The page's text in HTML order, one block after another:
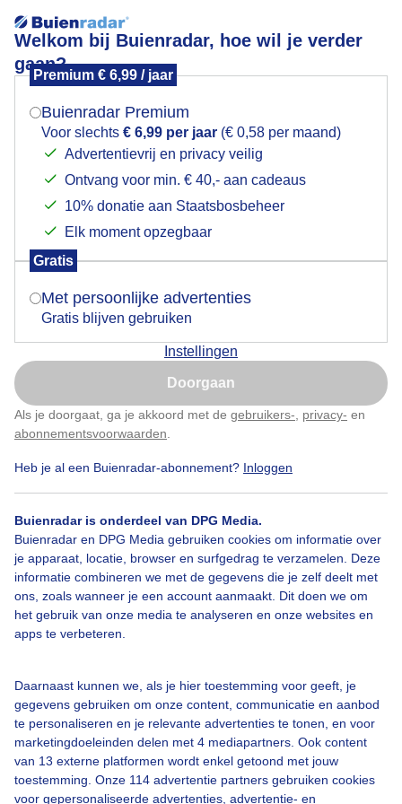
Welkom bij Buienradar, hoe wil je verder
gaan?
Premium € 6,99 / jaar
Buienradar Premium
Voor slechts € 6,99 per jaar (€ 0,58 per maand)
Advertentievrij en privacy veilig
Ontvang voor min. € 40,- aan cadeaus
10% donatie aan Staatsbosbeheer
Elk moment opzegbaar
Gratis
Met persoonlijke advertenties
Gratis blijven gebruiken
Instellingen
Doorgaan
Als je doorgaat, ga je akkoord met de gebruikers- privacy- en
abonnementsvoorwaarden
Heb je al een Buienradar-abonnement? Inloggen
Buienradar is onderdeel van DPG Media.
Buienradar en DPG Media gebruiken cookies om informatie over
je apparaat, locatie, browser en surfgedrag te verzamelen. Deze
informatie combineren we met de gegevens die je zelf deelt met
ons, zoals wanneer je een account aanmaakt. Dit doen we om
het gebruik van onze media te analyseren en onze websites en
apps te verbeteren.
Daarnaast kunnen we, als je hier toestemming voor geeft, je
gegevens gebruiken om onze content, communicatie en aanbod
te personaliseren en je relevante advertenties te tonen, en voor
marketingdoeleinden delen met 4 mediapartners. Ook content
van 13 externe platformen wordt enkel getoond met jouw
toestemming. Onze 114 advertentie partners gebruiken cookies
voor gepersonaliseerde advertenties, advertentie- en
lexmond
Een moment geduld aub...
Populaire categorieën
Lente
Zomer
Over Buienradar
Bedrijfsgegevens
Veelgestelde vragen
Contact
Toegankelijkheid
Buienradar Team
Privacy beleid
Cookie beleid
Privacy instellingen
Mogen we je locatie gebruiken voor het
Indien je hier nog geen akkoord op hebt gegeven,
verschijnt er zo een pop-up uit je browser waarin
Is goed, toon de popup
Nu niet, misschien later
Klik hierom dit aan te passen